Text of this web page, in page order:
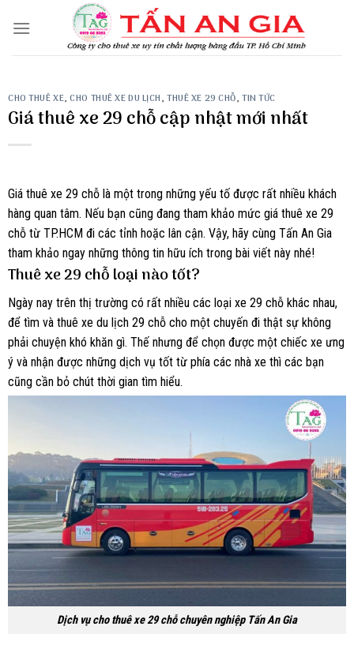
CHO THUÊ XE,CHO THUÊ XE DU LỊCH,THUÊ XE 29 CHỖ,TIN TỨC
Giá thuê xe 29 chỗ cập nhật mới nhất
Giá thuê xe 29 chỗ là một trong những yếu tố được rất nhiều khách
hàng quan tâm. Nếu bạn cũng đang tham khảo mức giá thuê xe 29
chỗ từ TP.HCM đi các tỉnh hoặc lân cận. Vậy, hãy cùng Tấn An Gia
tham khảo ngay những thông tin hữu ích trong bài viết này nhé!
Thuê xe 29 chỗ loại nào tốt?
Ngày nay trên thị trường có rất nhiều các loại xe 29 chỗ khác nhau,
để tìm và thuê xe du lịch 29 chỗ cho một chuyến đi thật sự không
phải chuyện khó khăn gì. Thế nhưng để chọn được một chiếc xe ưng
ý và nhận được những dịch vụ tốt từ phía các nhà xe thì các bạn
cũng cần bỏ chút thời gian tìm hiểu.
Dịch vụ cho thuê xe 29 chỗ chuyên nghiệp Tấn An Gia